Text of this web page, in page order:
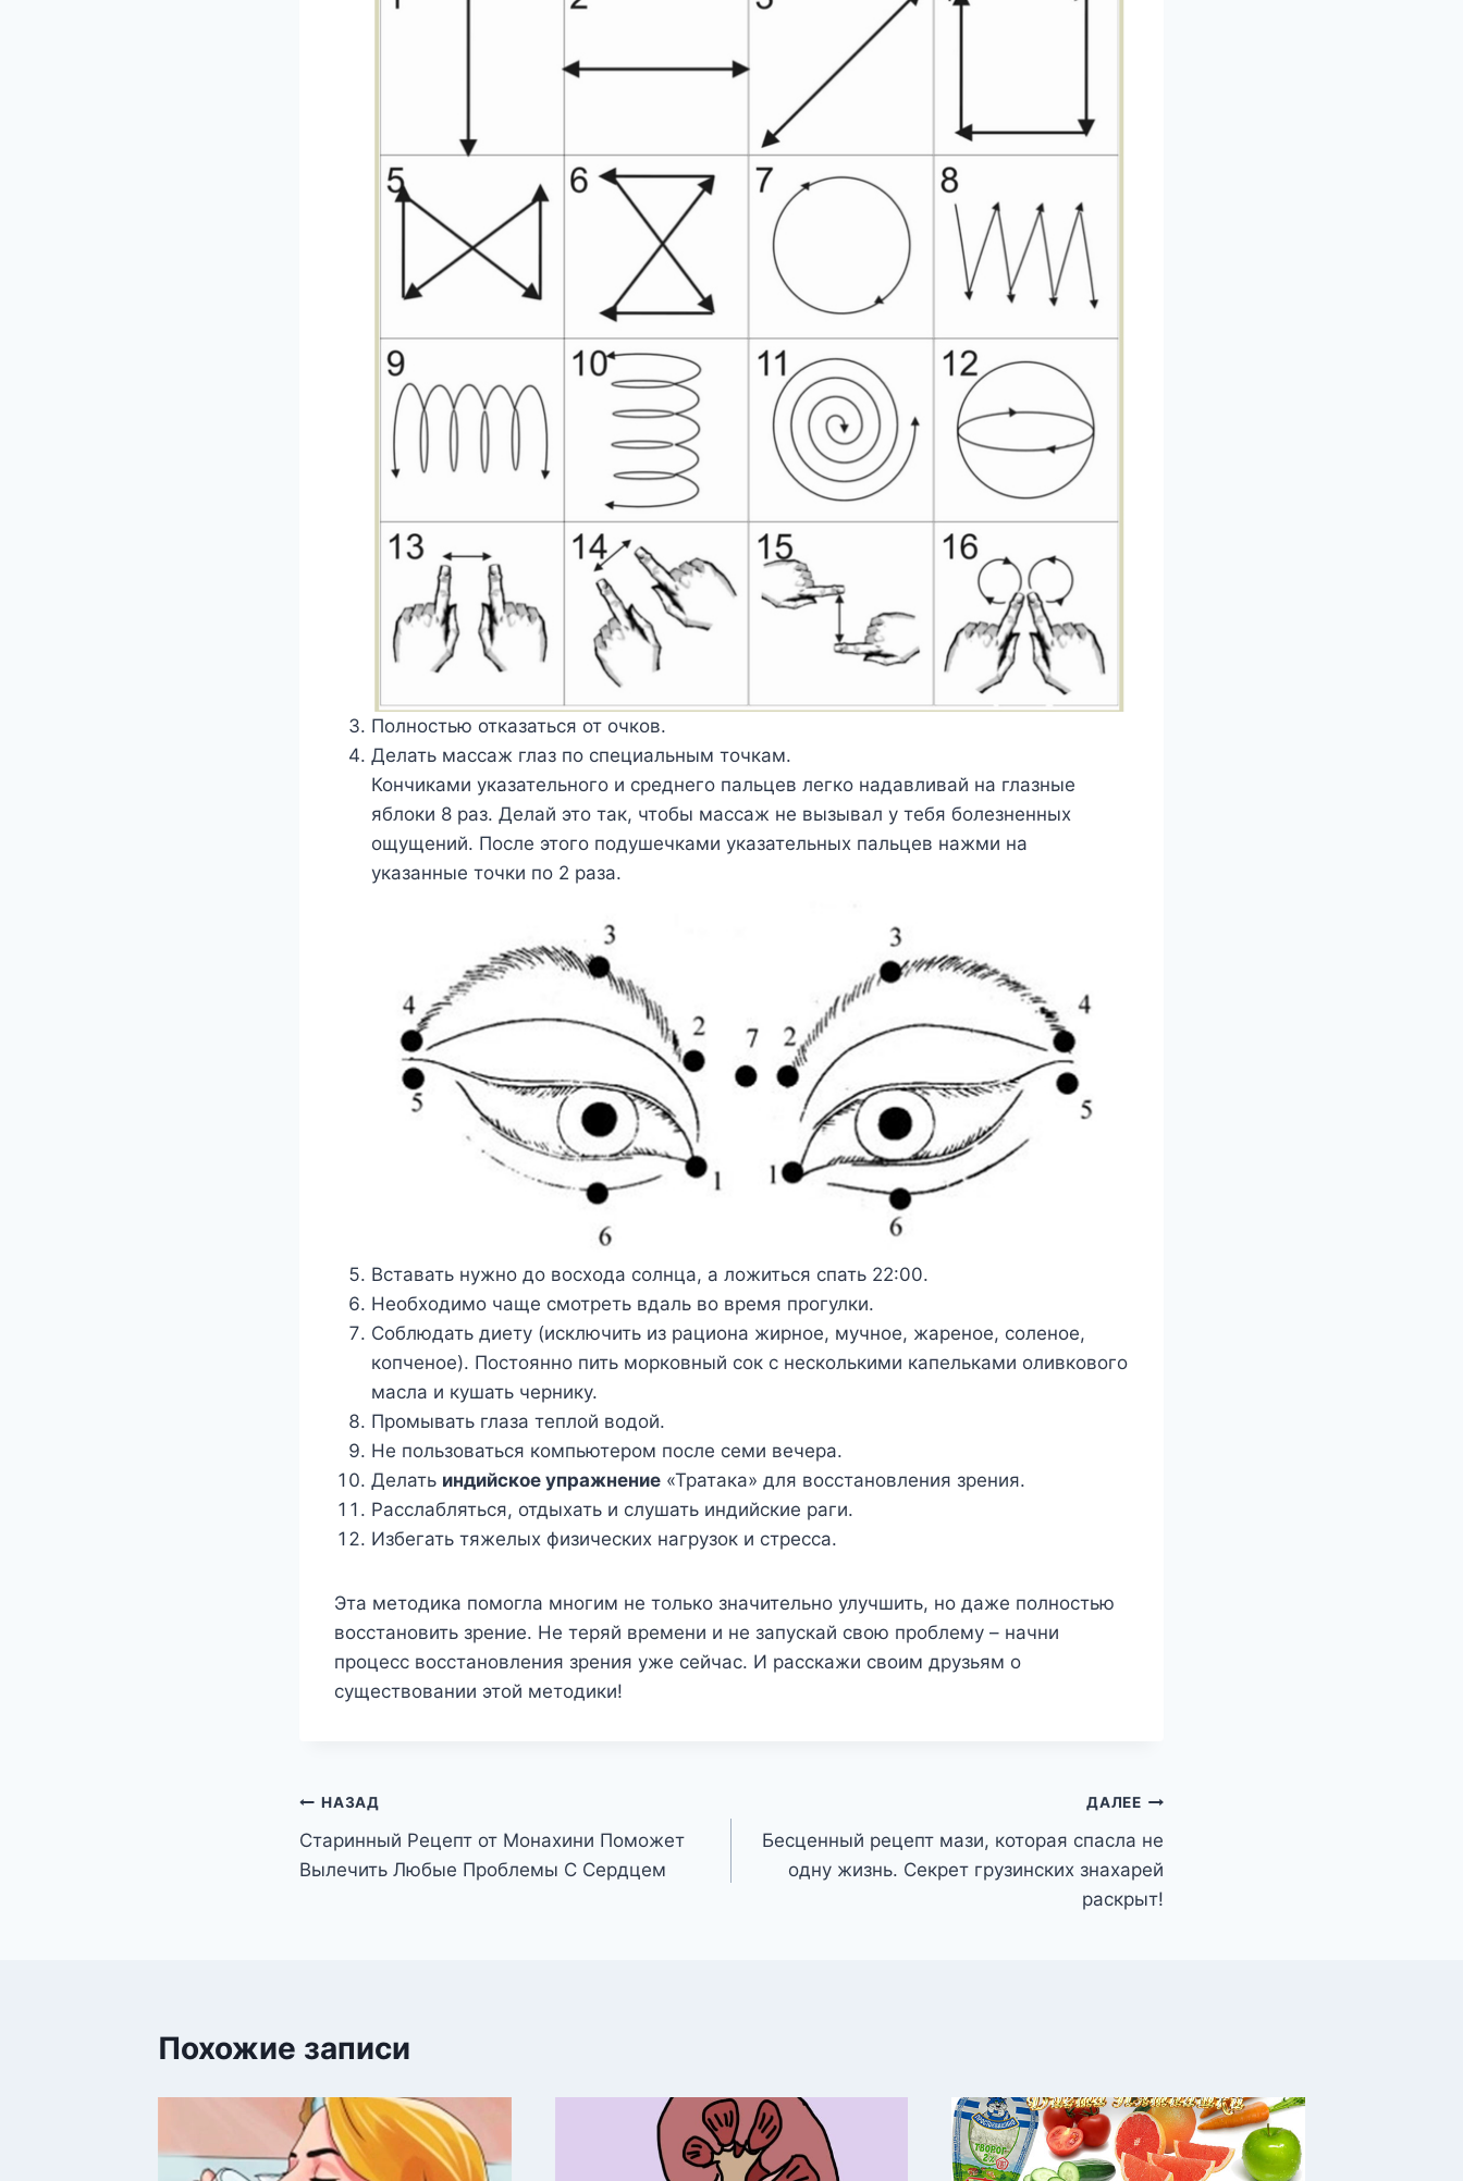
Полностью отказаться от очков.
Делать массаж глаз по специальным точкам.
Кончиками указательного и среднего пальцев легко надавливай на глазные
яблоки 8 раз. Делай это так, чтобы массаж не вызывал у тебя болезненных
ощущений. После этого подушечками указательных пальцев нажми на
указанные точки по 2 раза.
Вставать нужно до восхода солнца, а ложиться спать 22:00.
Необходимо чаще смотреть вдаль во время прогулки.
Соблюдать диету (исключить из рациона жирное, мучное, жареное, соленое,
копченое). Постоянно пить морковный сок с несколькими капельками оливкового
масла и кушать чернику.
Промывать глаза теплой водой.
Не пользоваться компьютером после семи вечера.
Делать индийское упражнение «Тратака» для восстановления зрения.
Расслабляться, отдыхать и слушать индийские раги.
Избегать тяжелых физических нагрузок и стресса.
Эта методика помогла многим не только значительно улучшить, но даже полностью
восстановить зрение. Не теряй времени и не запускай свою проблему – начни
процесс восстановления зрения уже сейчас. И расскажи своим друзьям о
существовании этой методики!
Навигация
по
НАЗАД
Старинный Рецепт от Монахини Поможет
Вылечить Любые Проблемы С Сердцем
ДАЛЕЕ
Бесценный рецепт мази, которая спасла не
одну жизнь. Секрет грузинских знахарей
раскрыт!
Похожие записи